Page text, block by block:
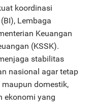
koordinasi
Lembaga
Keuangan
(KSSK).
stabilitas
nasional agar tetap
domestik,
ekonomi yang